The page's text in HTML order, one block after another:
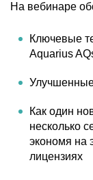
На вебинаре
Ключевые
Aquarius
Как один
несколько
экономя на
лицензиях